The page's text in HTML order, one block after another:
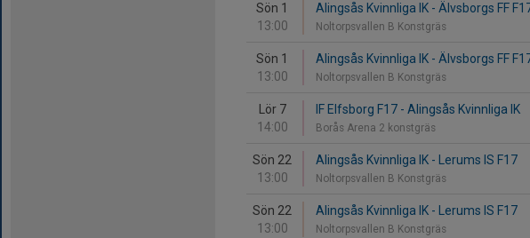
Sön 1
13:00
Alingsås Kvinnliga IK - Älvsborgs FF
Noltorpsvallen B Konstgräs
Sön 1
13:00
Alingsås Kvinnliga IK - Älvsborgs FF
Noltorpsvallen B Konstgräs
Lör 7
14:00
IF Elfsborg F17 - Alingsås Kvinnliga IK
Borås Arena 2 konstgräs
Sön 22
13:00
Alingsås Kvinnliga IK - Lerums IS F17
Noltorpsvallen B Konstgräs
Sön 22
13:00
Alingsås Kvinnliga IK - Lerums IS F17
Noltorpsvallen B Konstgräs